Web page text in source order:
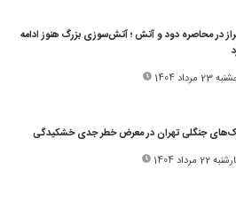
در محاصره دود و آتش ؛ آتش‌سوزی بزرگ هنوز ادامه
مرداد 1404
جنگلی تهران در معرض خطر جدی خشکیدگی
22 مرداد 1404